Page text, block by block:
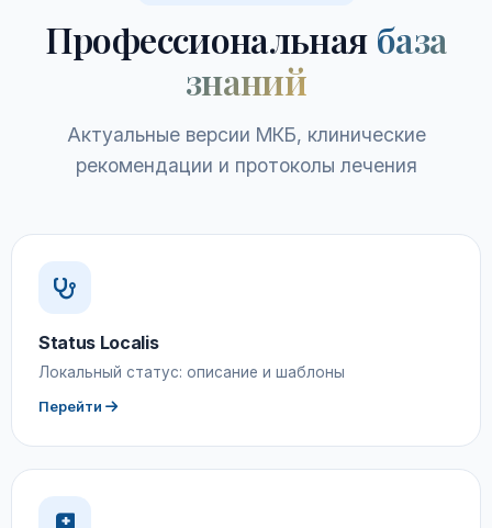
Профессиональная база
знаний
Актуальные версии МКБ, клинические
рекомендации и протоколы лечения
Status Localis
Локальный статус: описание и шаблоны
Перейти